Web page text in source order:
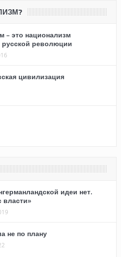
– это национализм
революции
цивилизация
идеи нет.
власти»
не по плану